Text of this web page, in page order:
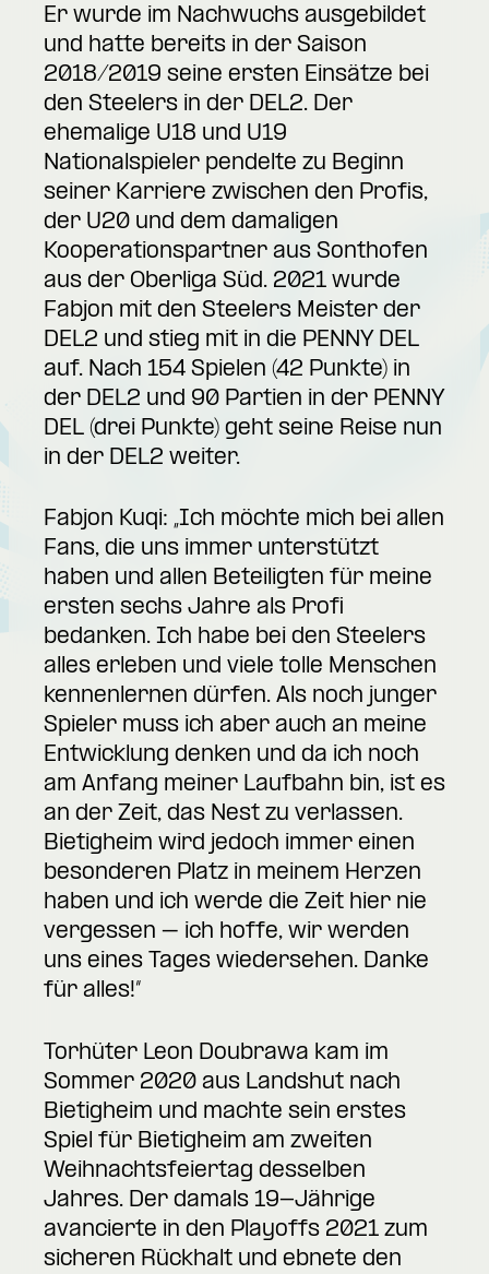
Er wurde im Nachwuchs ausgebildet
und hatte bereits in der Saison
2018/2019 seine ersten Einsätze bei
den Steelers in der DEL2. Der
ehemalige U18 und U19
Nationalspieler pendelte zu Beginn
seiner Karriere zwischen den Profis,
der U20 und dem damaligen
Kooperationspartner aus Sonthofen
aus der Oberliga Süd. 2021 wurde
Fabjon mit den Steelers Meister der
DEL2 und stieg mit in die PENNY DEL
auf. Nach 154 Spielen (42 Punkte) in
der DEL2 und 90 Partien in der PENNY
DEL (drei Punkte) geht seine Reise nun
in der DEL2 weiter.
Fabjon Kuqi: „Ich möchte mich bei allen
Fans, die uns immer unterstützt
haben und allen Beteiligten für meine
ersten sechs Jahre als Profi
bedanken. Ich habe bei den Steelers
alles erleben und viele tolle Menschen
kennenlernen dürfen. Als noch junger
Spieler muss ich aber auch an meine
Entwicklung denken und da ich noch
am Anfang meiner Laufbahn bin, ist es
an der Zeit, das Nest zu verlassen.
Bietigheim wird jedoch immer einen
besonderen Platz in meinem Herzen
haben und ich werde die Zeit hier nie
vergessen – ich hoffe, wir werden
uns eines Tages wiedersehen. Danke
für alles!“
Torhüter Leon Doubrawa kam im
Sommer 2020 aus Landshut nach
Bietigheim und machte sein erstes
Spiel für Bietigheim am zweiten
Weihnachtsfeiertag desselben
Jahres. Der damals 19-Jährige
avancierte in den Playoffs 2021 zum
sicheren Rückhalt und ebnete den